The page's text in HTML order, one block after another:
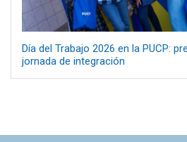
Día del Trabajo 2026 en la PUCP:
jornada de integración